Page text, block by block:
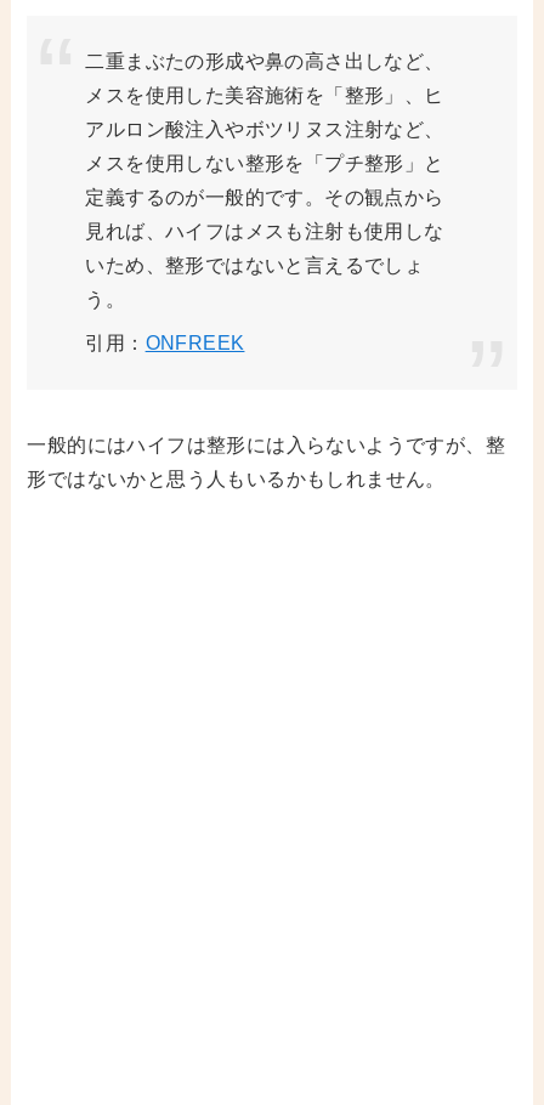
二重まぶたの形成や鼻の高さ出しなど、
メスを使用した美容施術を「整形」、ヒ
アルロン酸注入やボツリヌス注射など、
メスを使用しない整形を「プチ整形」と
定義するのが一般的です。その観点から
見れば、ハイフはメスも注射も使用しな
いため、整形ではないと言えるでしょ
う。
引用： ONFREEK
一般的にはハイフは整形には入らないようですが、整
形ではないかと思う人もいるかもしれません。